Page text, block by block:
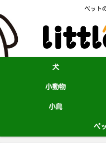
ペット
犬
小動物
小鳥
ペ